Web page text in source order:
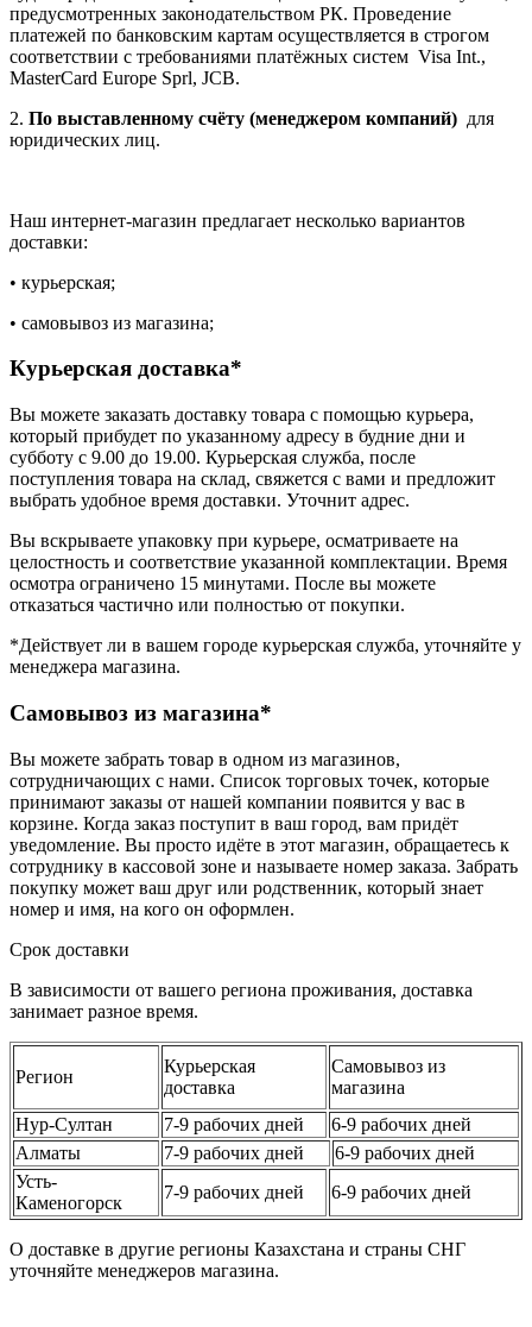
предусмотренных законодательством РК. Проведение
платежей по банковским картам осуществляется в строгом
соответствии с требованиями платёжных систем Visa Int.,
MasterCard Europe Sprl, JCB.
2. По выставленному счёту (менеджером компаний) для
юридических лиц.
Наш интернет-магазин предлагает несколько вариантов
доставки:
• курьерская;
• самовывоз из магазина;
Курьерская доставка*
Вы можете заказать доставку товара с помощью курьера,
который прибудет по указанному адресу в будние дни и
субботу с 9.00 до 19.00. Курьерская служба, после
поступления товара на склад, свяжется с вами и предложит
выбрать удобное время доставки. Уточнит адрес.
Вы вскрываете упаковку при курьере, осматриваете на
целостность и соответствие указанной комплектации. Время
осмотра ограничено 15 минутами. После вы можете
отказаться частично или полностью от покупки.
*Действует ли в вашем городе курьерская служба, уточняйте у
менеджера магазина.
Самовывоз из магазина*
Вы можете забрать товар в одном из магазинов,
сотрудничающих с нами. Список торговых точек, которые
принимают заказы от нашей компании появится у вас в
корзине. Когда заказ поступит в ваш город, вам придёт
уведомление. Вы просто идёте в этот магазин, обращаетесь к
сотруднику в кассовой зоне и называете номер заказа. Забрать
покупку может ваш друг или родственник, который знает
номер и имя, на кого он оформлен.
Срок доставки
В зависимости от вашего региона проживания, доставка
занимает разное время.
Регион
Курьерская
доставка
Самовывоз из
магазина
Нур-Султан
7-9 рабочих дней
6-9 рабочих дней
Алматы
7-9 рабочих дней
6-9 рабочих дней
Усть-
Каменогорск
7-9 рабочих дней 6-9 рабочих дней
О доставке в другие регионы Казахстана и страны СНГ
уточняйте менеджеров магазина.